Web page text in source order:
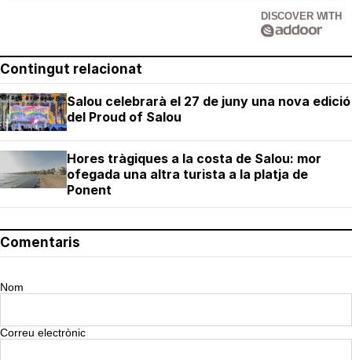
DISCOVER WITH
Contingut relacionat
Salou celebrarà el 27 de juny una nova edició
del Proud of Salou
Hores tràgiques a la costa de Salou: mor
ofegada una altra turista a la platja de
Ponent
Comentaris
Nom
Correu electrònic